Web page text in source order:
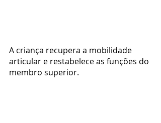
A criança recupera a mobilidade
articular e restabelece as funções do
membro superior.